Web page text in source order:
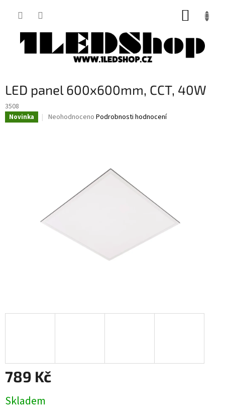
LED panel 600x600mm, CCT, 40W
3508
Novinka
Průměrné
Neohodnoceno Podrobnosti hodnocení
789 Kč
cena:
Skladem